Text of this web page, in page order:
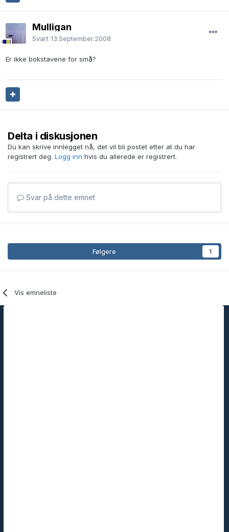
Mulligan
Svart 13.September.2008
Er ikke bokstavene for små?
Delta i diskusjonen
Du kan skrive innlegget nå, det vil bli postet etter at du har
registrert deg. Logg inn hvis du allerede er registrert.
Svar på dette emnet
Følgere 1
Vis emneliste